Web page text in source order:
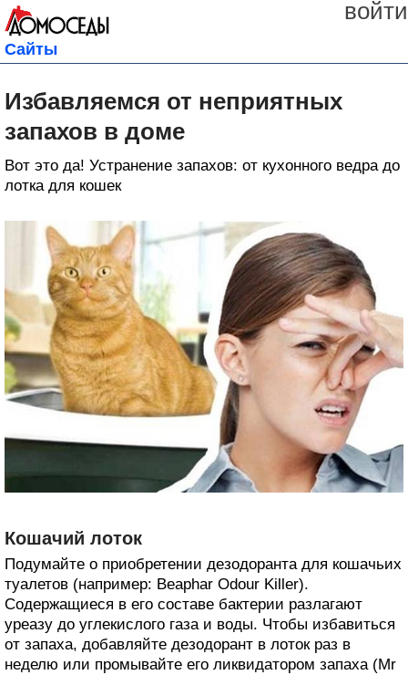
войти
Сайты
Избавляемся от неприятных
запахов в доме
Bот это да! Устранение запахов: от кухонного ведра до
лотка для кошек
Кошачий лоток
Подумайте о приобретении дезодоранта для кошачьих
туалетов (например: Beaphar Odour Killer).
Содержащиеся в его составе бактерии разлагают
уреазу до углекислого газа и воды. Чтобы избавиться
от запаха, добавляйте дезодорант в лоток раз в
неделю или промывайте его ликвидатором запаха (Mr